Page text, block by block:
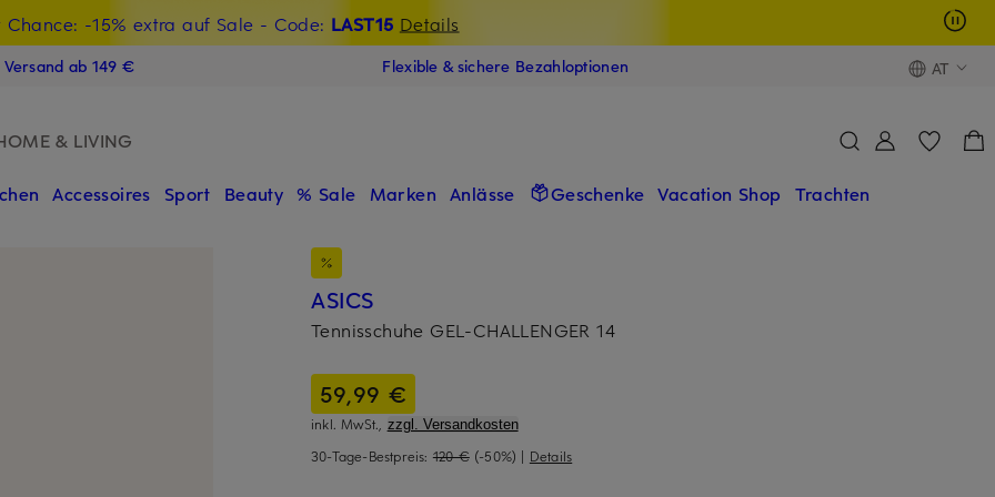
Chance: -15% extra auf Sale - Code: LAST15 Details
Willkommensgutschein mit Beyond sichern
ab 149 € Flexible & sichere Bezahloptionen AT
& LIVING
Accessoires Sport Beauty % Sale Marken Anlässe Geschenke Vacation Shop Trachten
ASICS
Tennisschuhe GEL-CHALLENGER 14
59,99 €
inkl. MwSt., zzgl. Versandkosten
30-Tage-Bestpreis: 120 € (-50%) | Details